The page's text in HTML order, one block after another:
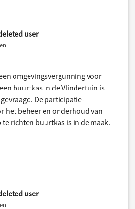
user
omgevingsvergunning voor
buurtkas in de Vlindertuin is
De participatie-
het beheer en onderhoud van
richten buurtkas is in de maak.
user